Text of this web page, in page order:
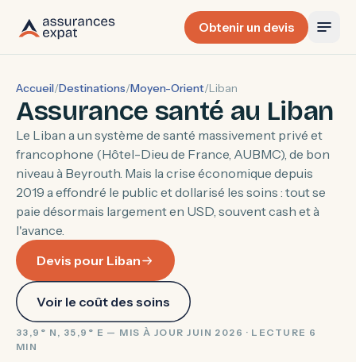
Obtenir un devis
Accueil/Destinations/Moyen-Orient/Liban
Assurance santé au Liban
Le Liban a un système de santé massivement privé et
francophone (Hôtel-Dieu de France, AUBMC), de bon
niveau à Beyrouth. Mais la crise économique depuis
2019 a effondré le public et dollarisé les soins : tout se
paie désormais largement en USD, souvent cash et à
l'avance.
Devis pour Liban
Voir le coût des soins
33,9° N, 35,9° E — MIS À JOUR JUIN 2026 · LECTURE 6
MIN